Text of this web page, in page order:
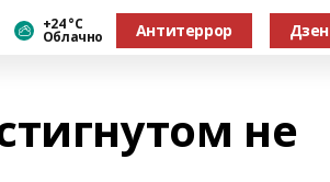
+24 °С
Облачно Антитеррор Дзен
не